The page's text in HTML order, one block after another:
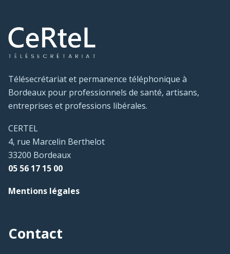
Télésecrétariat et permanence téléphonique à
Bordeaux pour professionnels de santé, artisans,
entreprises et professions libérales.
CERTEL
4, rue Marcelin Berthelot
33200 Bordeaux
05 56 17 15 00
Mentions légales
Contact